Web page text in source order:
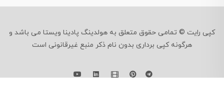
کپی رایت © تمامی حقوق متعلق به هولدینگ پادینا ویستا می باشد و
هرگونه کپی برداری بدون نام ذکر منبع غیرقانونی است